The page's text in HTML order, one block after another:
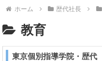
ホーム 歴代社長
教育
東京個別指導学院・歴代